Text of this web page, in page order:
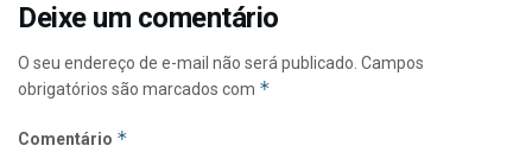
Deixe um comentário
O seu endereço de e-mail não será publicado. Campos
obrigatórios são marcados com *
Comentário *